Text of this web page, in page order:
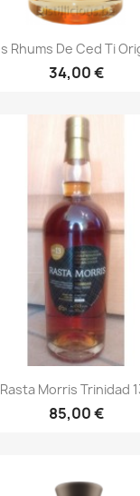
Rhums De Ced Ti
34,00 €
Rasta Morris Trinidad
85,00 €